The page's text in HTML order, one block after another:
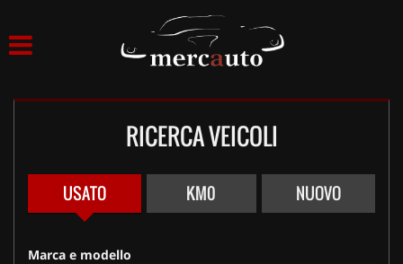
ASSISTENZA
RICERCA VEICOLI
USATO KM0 NUOVO
Marca e modello